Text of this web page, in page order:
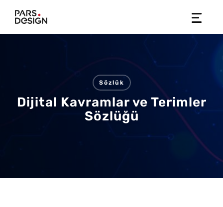
content
Sözlük
Dijital Kavramlar ve Terimler
Sözlüğü